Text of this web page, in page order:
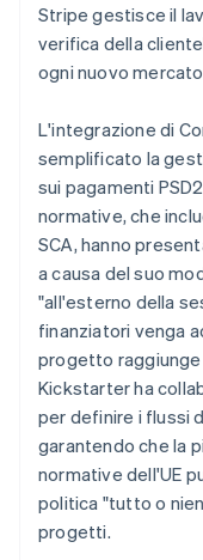
Stripe gestisce il
verifica della
ogni nuovo
L'integrazione di
semplificato la
sui pagamenti
normative, che
SCA, hanno
a causa del suo
"all'esterno della
finanziatori venga
progetto
Kickstarter ha
per definire i flussi
garantendo che la
normative dell'UE
politica "tutto o
progetti.